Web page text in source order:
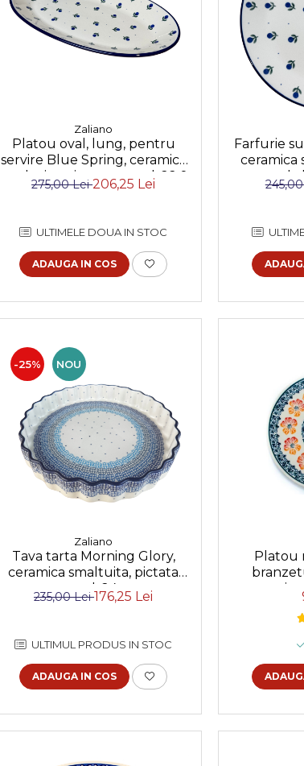
Zaliano
Platou oval, lung, pentru
servire Blue Spring, ceramica
smaltuita, pictat manual, 22,0
x 37,5 cm
275,00 Lei206,25 Lei
ULTIMELE DOUA IN STOC
ADAUGA IN COS
Farfurie
ceramica
manual,
-25% NOU
Zaliano
Tava tarta Morning Glory,
ceramica smaltuita, pictata
manual, 24 cm
235,00 Lei176,25 Lei
ULTIMUL PRODUS IN STOC
ADAUGA IN COS
Platou